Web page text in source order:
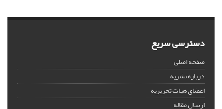
دسترسی سریع
صفحه اصلی
درباره نشریه
اعضای هیات تحریریه
ارسال مقاله